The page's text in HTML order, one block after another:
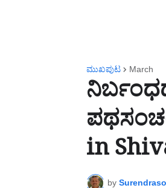
ಮುಖಪುಟ March
in
by